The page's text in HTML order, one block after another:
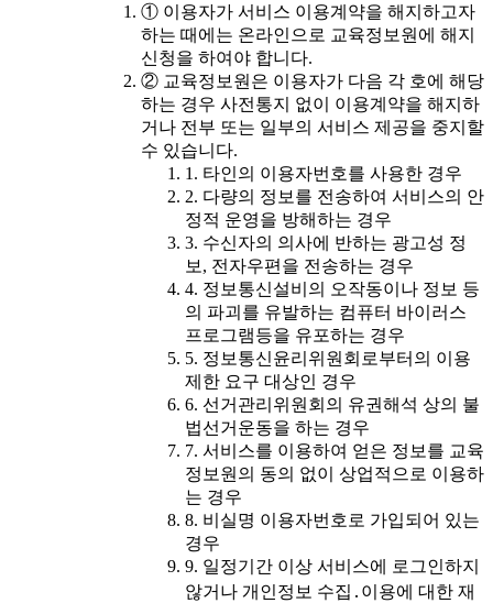
① 이용자가 서비스 이용계약을 해지하고자
하는 때에는 온라인으로 교육정보원에 해지
신청을 하여야 합니다.
② 교육정보원은 이용자가 다음 각 호에 해당
하는 경우 사전통지 없이 이용계약을 해지하
거나 전부 또는 일부의 서비스 제공을 중지할
수 있습니다.
1. 타인의 이용자번호를 사용한 경우
2. 다량의 정보를 전송하여 서비스의 안
정적 운영을 방해하는 경우
3. 수신자의 의사에 반하는 광고성 정
보, 전자우편을 전송하는 경우
4. 정보통신설비의 오작동이나 정보 등
의 파괴를 유발하는 컴퓨터 바이러스
프로그램등을 유포하는 경우
5. 정보통신윤리위원회로부터의 이용
제한 요구 대상인 경우
6. 선거관리위원회의 유권해석 상의 불
법선거운동을 하는 경우
7. 서비스를 이용하여 얻은 정보를 교육
정보원의 동의 없이 상업적으로 이용하
는 경우
8. 비실명 이용자번호로 가입되어 있는
경우
9. 일정기간 이상 서비스에 로그인하지
않거나 개인정보 수집․이용에 대한 재